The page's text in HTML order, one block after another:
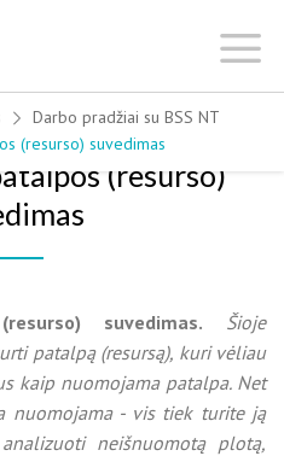
Darbo pradžiai su BSS NT
(resurso) suvedimas
(resurso)
suvedimas.
Šioje
patalpą (resursą), kuri vėliau
kaip nuomojama patalpa. Net
nuomojama - vis tiek turite ją
neišnuomotą plotą,